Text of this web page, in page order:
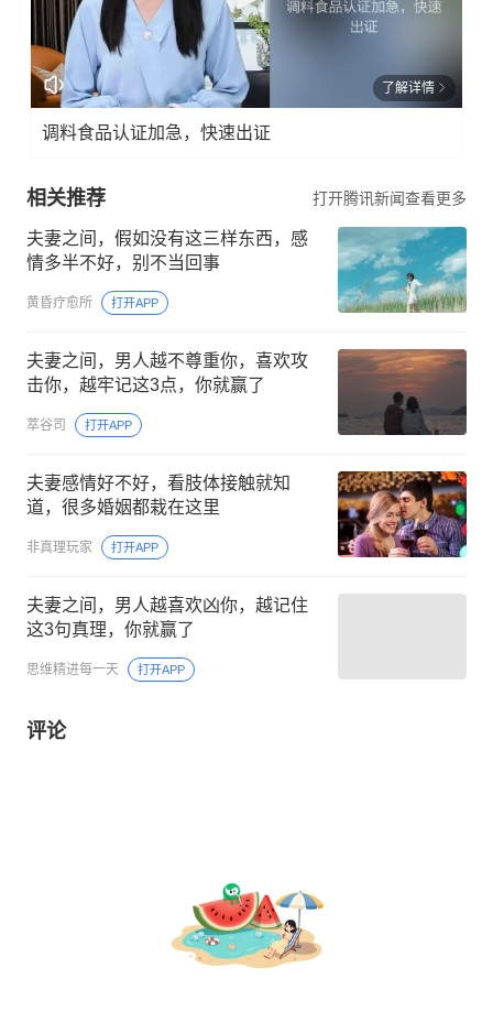
了解详情
调料食品认证加急，快速出证
相关推荐 打开腾讯新闻查看更多
夫妻之间，假如没有这三样东西，感
情多半不好，别不当回事
黄昏疗愈所 打开APP
夫妻之间，男人越不尊重你，喜欢攻
击你，越牢记这3点，你就赢了
萃谷司 打开APP
夫妻感情好不好，看肢体接触就知
道，很多婚姻都栽在这里
非真理玩家 打开APP
夫妻之间，男人越喜欢凶你，越记住
这3句真理，你就赢了
思维精进每一天 打开APP
评论